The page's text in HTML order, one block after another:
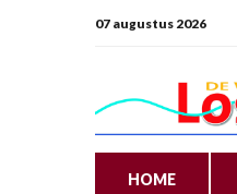
07 augustus 2026
HOME